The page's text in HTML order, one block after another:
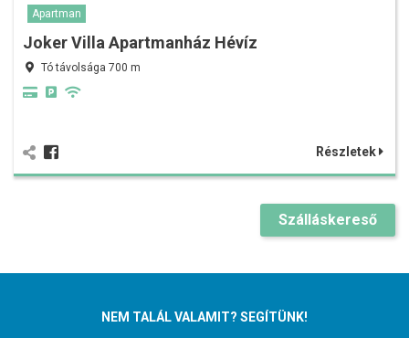
Apartman
Joker Villa Apartmanház Hévíz
Tó távolsága 700 m
Részletek
Szálláskereső
NEM TALÁL VALAMIT? SEGÍTÜNK!